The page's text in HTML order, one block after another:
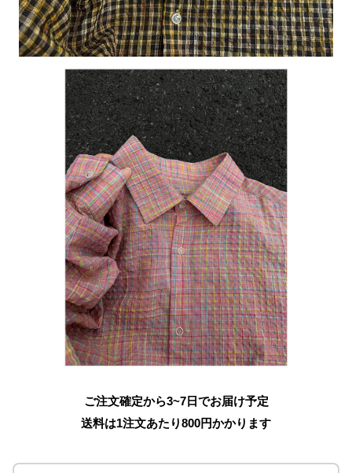
ご注文確定から3~7日でお届け予定
送料は1注文あたり800円かかります